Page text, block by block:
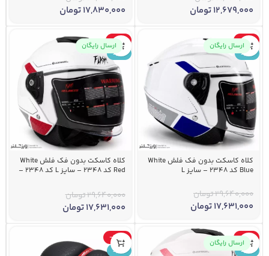
12,679,000تومان 17,830,000تومان
-41%
جدید
ارسال رایگان
کلاه کاسکت بدون فک فلش White
Blue کد 2348 – سایز L
29,640,000تومان
17,631,000تومان
-41%
جدید
ارسال رایگان
کلاه کاسکت بدون فک فلش White
Red کد 2348 – سایز L کد 2348 –
29,640,000تومان
17,631,000تومان
-41%
جدید
ارسال رایگان
-35%
جدید